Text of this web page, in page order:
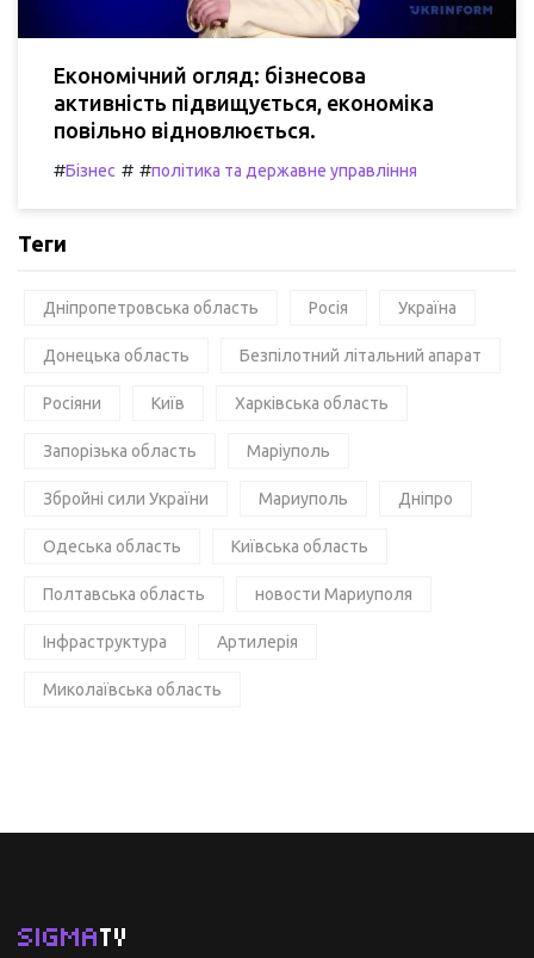
Економічний огляд: бізнесова
активність підвищується, економіка
повільно відновлюється.
#Бізнес # #політика та державне управління
Теги
Дніпропетровська область Росія Україна
Донецька область Безпілотний літальний апарат
Росіяни Київ Харківська область
Запорізька область Маріуполь
Збройні сили України Мариуполь Дніпро
Одеська область Київська область
Полтавська область новости Мариуполя
Інфраструктура Артилерія
Миколаївська область
SIGMATV